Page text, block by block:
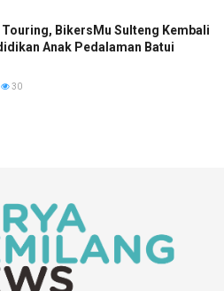
BikersMu Sulteng Kembali
Anak Pedalaman Batui
30